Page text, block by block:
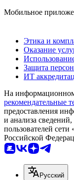
Мобильное
Этика и
Оказание
Защита
ИТ
На
рекомендательные
предоставления
и анализа
пользователей
Российской
Русский